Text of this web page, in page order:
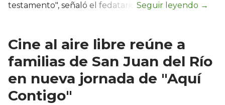
testamento", señaló el fedatario.
Cine al aire libre reúne a
familias de San Juan del Río
en nueva jornada de "Aquí
Contigo"